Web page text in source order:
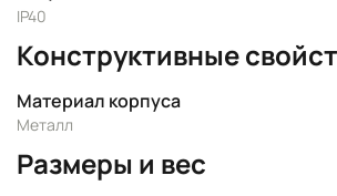
IP40
Конструктивные
Материал корпуса
Металл
Размеры и вес